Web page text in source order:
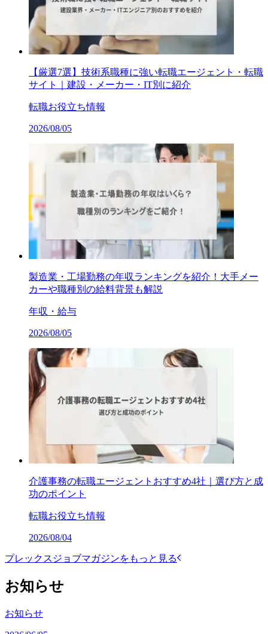
【厳選7選】技術系職種に強い転職エージェント・転職
サイト｜建設・メーカー・IT別に紹介
転職お役立ち情報
2026/08/05
製造業・工場勤務の年収ランキングを紹介！大手メー
カーや職種別の給料背景も解説
年収・給与
2026/08/05
介護事務の転職エージェントおすすめ4社｜選び方と成
功のポイント
転職お役立ち情報
2026/08/04
プレックスジョブマガジンをもっと見る
お知らせ
お知らせ